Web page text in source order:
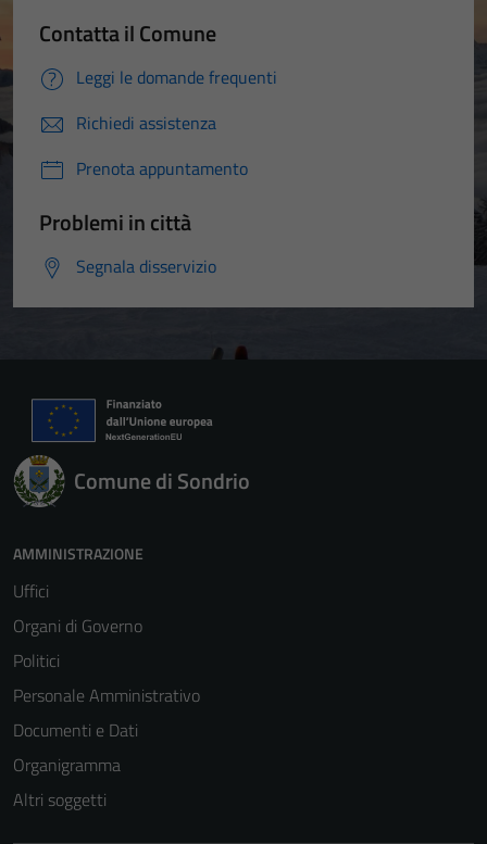
Contatta il Comune
Leggi le domande frequenti
Richiedi assistenza
Prenota appuntamento
Problemi in città
Segnala disservizio
Comune di Sondrio
AMMINISTRAZIONE
Uffici
Organi di Governo
Politici
Personale Amministrativo
Documenti e Dati
Organigramma
Altri soggetti